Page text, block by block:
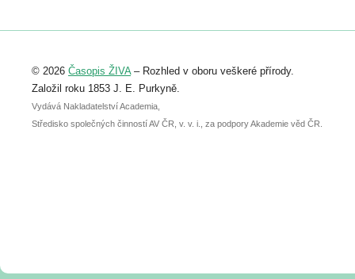
Registrovat se můžete do 6. září.
abstraktu přihlášené přednášky nebo
posteru je už 30. června.
© 2026 Časopis ŽIVA– Rozhled v oboru veškeré přírody.
Založil roku 1853 J. E. Purkyně.
Vydává Nakladatelství Academia,
Středisko společných činností AV ČR, v. v. i., za podpory Akademie věd ČR.